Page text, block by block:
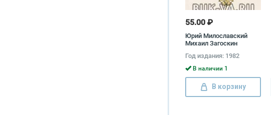
55.00 ₽
Юрий Милославский
Михаил Загоскин
Год издания: 1982
В наличии 1
В корзину